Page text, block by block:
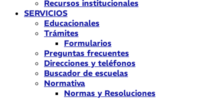
Recursos institucionales
SERVICIOS
Educacionales
Trámites
Formularios
Preguntas frecuentes
Direcciones y teléfonos
Buscador de escuelas
Normativa
Normas y Resoluciones